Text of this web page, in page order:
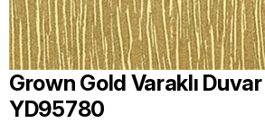
Grown Gold Varaklı Duvar
YD95780